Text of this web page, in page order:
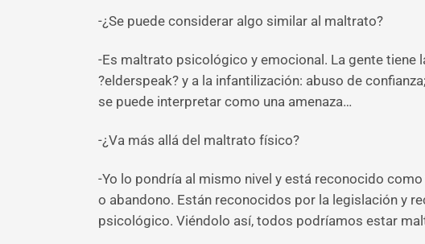
-¿Se puede considerar algo similar al maltrato?
-Es maltrato psicológico y emocional. La gente tiene
?elderspeak? y a la infantilización: abuso de
se puede interpretar como una amenaza…
-¿Va más allá del maltrato físico?
-Yo lo pondría al mismo nivel y está reconocido
o abandono. Están reconocidos por la legislación y
psicológico. Viéndolo así, todos podríamos estar